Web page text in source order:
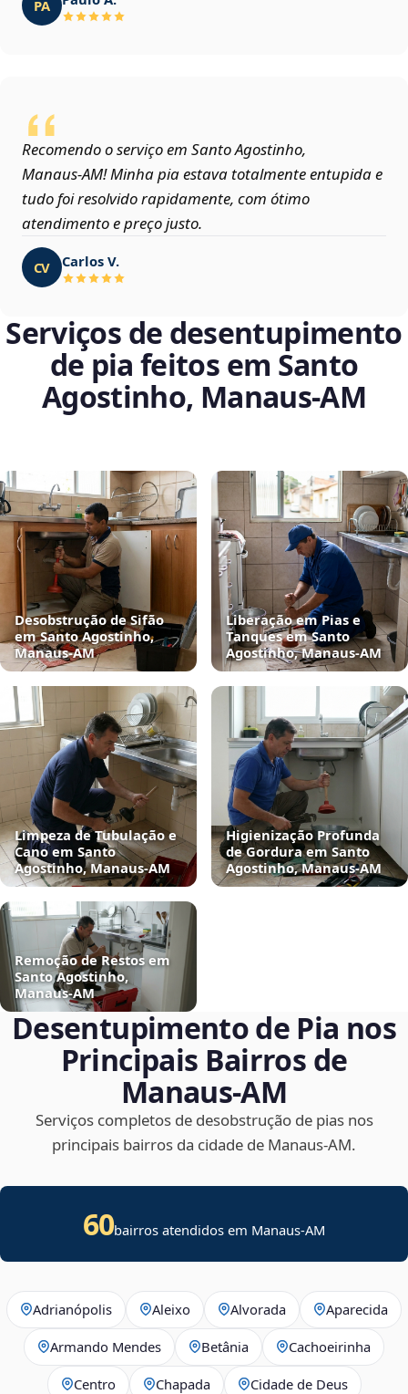
PA
Recomendo o serviço em Santo Agostinho,
Manaus‑AM! Minha pia estava totalmente entupida e
tudo foi resolvido rapidamente, com ótimo
atendimento e preço justo.
CV Carlos V.
Serviços de desentupimento
de pia feitos em Santo
Agostinho, Manaus‑AM
Desobstrução de Sifão
em Santo Agostinho,
Manaus‑AM
Liberação em Pias e
Tanques em Santo
Agostinho, Manaus‑AM
Limpeza de Tubulação e
Cano em Santo
Agostinho, Manaus‑AM
Higienização Profunda
de Gordura em Santo
Agostinho, Manaus‑AM
Remoção de Restos em
Santo Agostinho,
Manaus‑AM
Desentupimento de Pia nos
Principais Bairros de
Manaus‑AM
Serviços completos de desobstrução de pias nos
principais bairros da cidade de Manaus‑AM.
60bairros atendidos em Manaus-AM
Adrianópolis Aleixo Alvorada Aparecida
Armando Mendes Betânia Cachoeirinha
Centro Chapada Cidade de Deus